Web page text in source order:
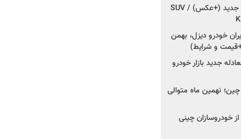
کرمان موتور به دنبال ۲ محصول جدید (+عکس) / SUV
خودرو دیزل، بهمن
جدید بازار خودرو
چین؛ نهمین ماه متوالی
خودروسازان چینی